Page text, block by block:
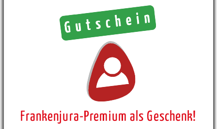
Frankenjura-Premium als Geschenk!